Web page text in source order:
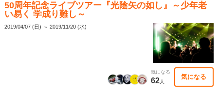
50周年記念ライブツアー『光陰矢の如し』～少年老
い易く 学成り難し～
2019/04/07 (日) ～ 2019/11/20 (水)
気になる
62人
気になる